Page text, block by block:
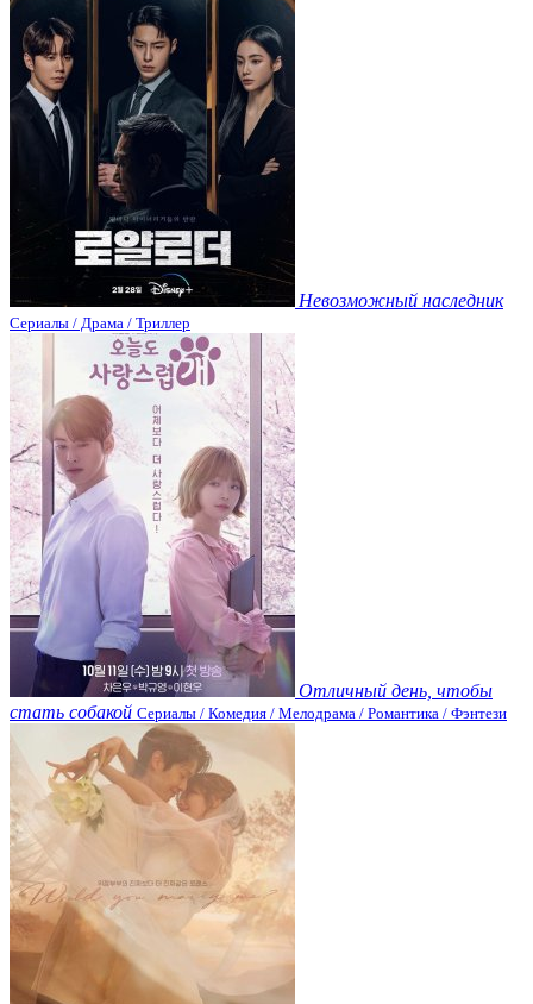
Невозможный наследник
Сериалы / Драма / Триллер
Отличный день, чтобы
стать собакой Сериалы / Комедия / Мелодрама / Романтика / Фэнтези